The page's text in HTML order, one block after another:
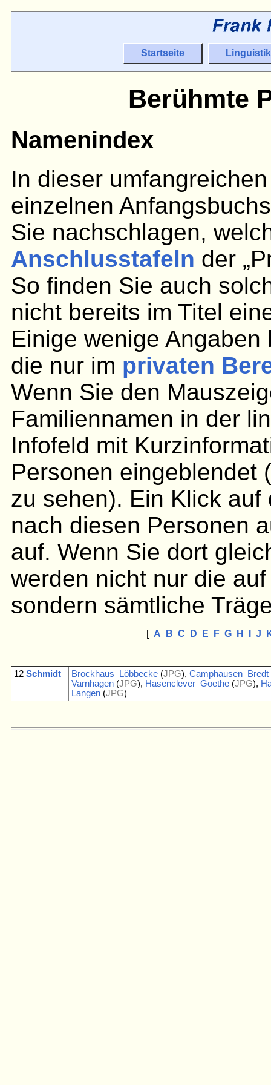
Startseite Linguistik
Berühmte
Namenindex
In dieser
einzelnen
Sie nachschlagen,
Anschlusstafeln der
So finden Sie auch
nicht bereits im Titel
Einige wenige
die nur im privaten
Wenn Sie den
Familiennamen in der
Infofeld mit
Personen eingeblendet
zu sehen). Ein Klick
nach diesen Personen
auf. Wenn Sie dort
werden nicht nur die
sondern sämtliche
[ A B C D E F G H J
12 Schmidt Brockhaus–Löbbecke (JPG), Camphausen–Bredt
Varnhagen (JPG), Hasenclever–Goethe (JPG),
Langen (JPG)